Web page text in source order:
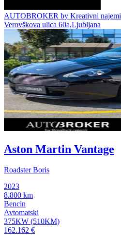
AUTOBROKER by Kreativni najemi
Verovškova ulica 60a,Ljubljana
Aston Martin Vantage
Roadster Boris
2023
8.800 km
Bencin
Avtomatski
375KW (510KM)
162.162 €